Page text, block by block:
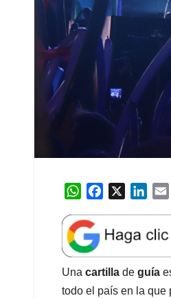
W
a
t
s
A
p
e
b
o
o
k
e
d
I
Una cartilla de guía
todo el país en la que